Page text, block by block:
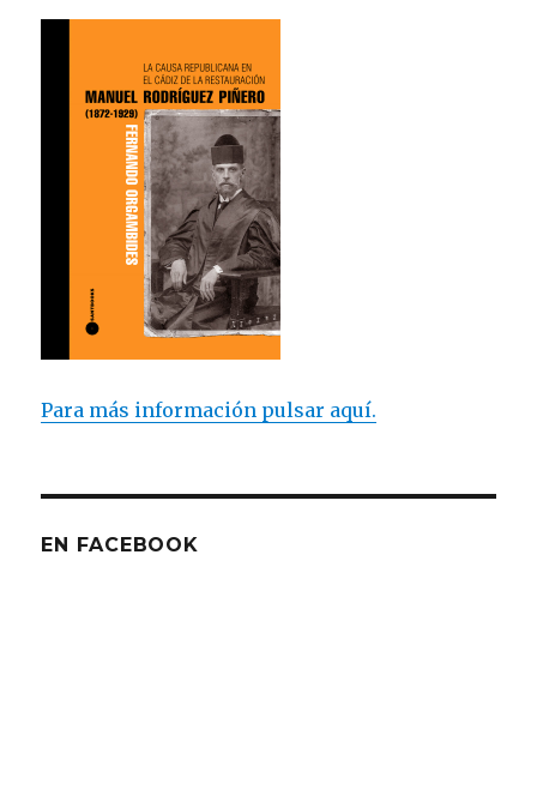
Para más información pulsar aquí.
EN FACEBOOK